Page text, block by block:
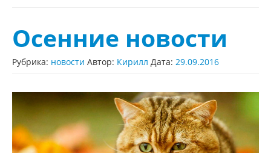
Диктанты
Осенние новости
Рубрика: новости Автор: Кирилл Дата: 29.09.2016